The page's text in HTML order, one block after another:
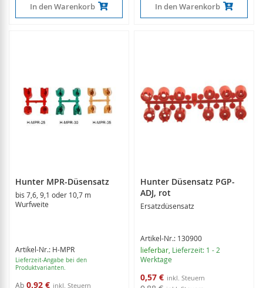
In den Warenkorb In den Warenkorb
Hunter MPR-Düsensatz
bis 7,6, 9,1 oder 10,7 m
Wurfweite
Artikel-Nr.: H-MPR
Lieferzeit-Angabe bei den
Produktvarianten.
Ab 0,92 €
Hunter Düsensatz PGP-
ADJ, rot
Ersatzdüsensatz
Artikel-Nr.: 130900
lieferbar , Lieferzeit: 1 - 2
Werktage
Sonderangebot
0,57 €